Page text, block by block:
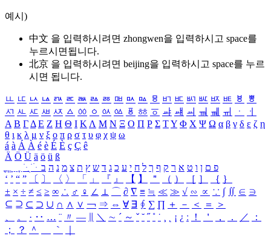
예시)
中文 을 입력하시려면 zhongwen을 입력하시고 space를
누르시면됩니다.
北京 을 입력하시려면 beijing을 입력하시고 space를 누르
시면 됩니다.
ㅥ ㅦ ㅧ ㅨ ㅩ ㅪ ㅫ ㅬ ㅭ ㅮ ㅯ ㅰ ㅱ ㅲ ㅳ ㅴ ㅵ ㅶ ㅷ ㅸ
ㅹ
ㅺ ㅻ ㅼ ㅽ ㅾ ㅿ ㆀ ㆁ ㆂ ㆃ ㆄ ㆅ ㆆ ㆇ ㆈ ㆉ ㆊ ㆋ ㆌ ㆍ
ㆎ
Α Β ΓΔ Ε Ζ Η Θ Ι ΚΛ Μ Ν Ξ Ο Π Ρ Σ ΤΥ Φ Χ Ψ Ω α β γ δ ε ζ η
θ ι κ λ μ ν ξ ο π ρ σ τ υ φ χ ψ ω
á à Á À é è É È ç Ç ê
Ä Ö Ü ä ö ü ß
ִֶֹ ֻּ ׁׂ פ ם ן ו ט א ר ק ף ך ל ח י ע כ ג ד ש ץ ת צ מ נ ה ב
‘ ’ “ ” 〔 〕 〈 〉 「 」 『 』 【 】 ＂ （ ） ［ ］ ｛ ｝
± × ÷ ≠ ≤ ≥ ∞ ∴ ♂ ♀ ∠ ⊥ ⌒ ∂ ∇ ≡ ≒ ≪ ≫ √ ∽ ∝ ∵ ∫ ∬ ∈ ∋
⊆ ⊇ ⊂ ⊃ ∪ ∩ ∧ ∨ ￢ ⇒ ⇔ ∀ ∃ ∮ ∑ ∏ ＋ － ＜ ＝
＞
、
。 · ‥ … ¨ 〃 ― ＼ ∼ ´ ～ ˇ ˘ ˝ ˚ ˙ ¸ ¡ ¿ ː ！ ＇ ， ． ／
：
；
？ ＾ ｀